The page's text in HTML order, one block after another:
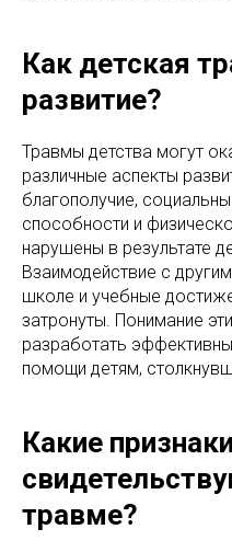
Как детская
развитие?
Травмы детства могут
различные аспекты
благополучие,
способности и
нарушены в результате
Взаимодействие с
школе и учебные
затронуты. Понимание
разработать
помощи детям,
Какие признаки
травме?